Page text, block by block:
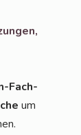
Fach­
um